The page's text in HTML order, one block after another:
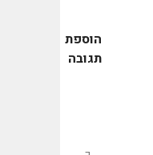
הוספת
תגובה